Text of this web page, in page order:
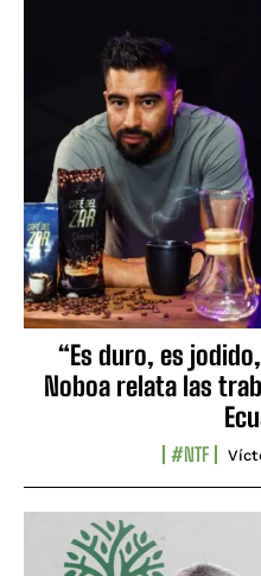
“Es duro, es
Noboa relata las
#NTF